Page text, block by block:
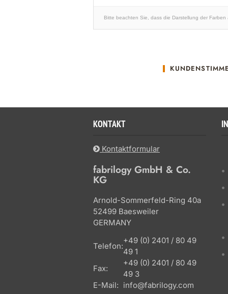
Bitte beachten Sie, dass die Darstellung der
KONTAKT
Kontaktformular
fabrilogy GmbH & Co.
KG
Arnold-Sommerfeld-Ring 40a
52499 Baesweiler
GERMANY
Telefon:
+49 (0) 2401 / 80 49
49 1
Fax:
+49 (0) 2401 / 80 49
49 3
E-Mail: info@fabrilogy.com